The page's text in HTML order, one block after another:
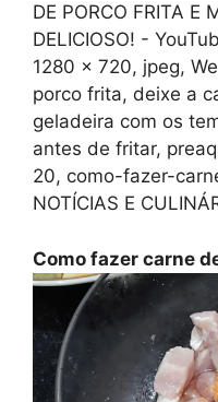
DE PORCO FRITA E
DELICIOSO! -
1280 x 720, jpeg,
porco frita, deixe a
geladeira com os
antes de fritar,
20, como-fazer-
NOTÍCIAS E
Como fazer carne